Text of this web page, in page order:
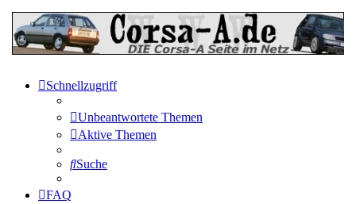
Schnellzugriff
Unbeantwortete Themen
Aktive Themen
Suche
FAQ